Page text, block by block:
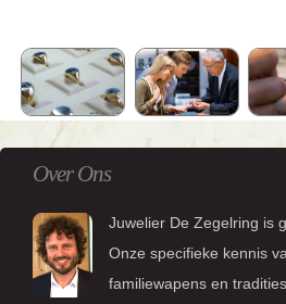
Over Ons
Juwelier De Zegelring is
Onze specifieke kennis
familiewapens en